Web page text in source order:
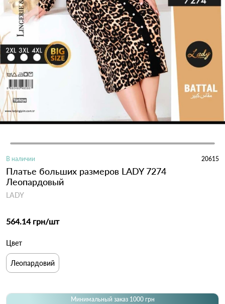
В наличии 20615
Платье больших размеров LADY 7274
Леопардовый
LADY
564.14 грн/шт
Цвет
Леопардовий
Минимальный заказ 1000 грн